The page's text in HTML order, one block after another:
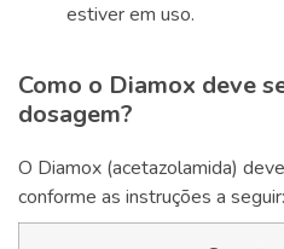
estiver em uso.
Como o Diamox deve
dosagem?
O Diamox (acetazolamida)
conforme as instruções a seguir: